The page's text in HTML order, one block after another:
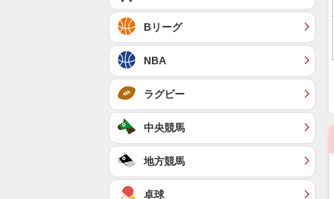
Bリーグ
NBA
ラグビー
中央競馬
地方競馬
卓球